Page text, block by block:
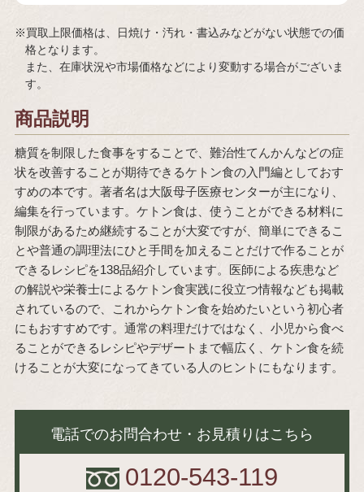
※買取上限価格は、日焼け・汚れ・書込みなどがない状態での価
格となります。
また、在庫状況や市場価格などにより変動する場合がございま
す。
商品説明
糖質を制限した食事をすることで、難治性てんかんなどの症
状を改善することが期待できるケトン食の入門編としておす
すめの本です。著者名は大阪母子医療センターが主になり、
編集を行っています。ケトン食は、使うことができる材料に
制限があるため継続することが大変ですが、簡単にできるこ
とや普通の調理法にひと手間を加えることだけで作ることが
できるレシピを138品紹介しています。医師による疾患など
の解説や栄養士によるケトン食実践に役立つ情報なども掲載
されているので、これからケトン食を始めたいという初心者
にもおすすめです。通常の料理だけではなく、小児から食べ
ることができるレシピやデザートまで幅広く、ケトン食を続
けることが大変になってきている人のヒントにもなります。
電話でのお問合わせ・お見積りはこちら
0120-543-119